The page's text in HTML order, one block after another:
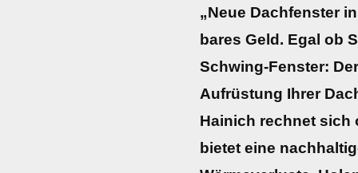
„Neue Dachfenster
bares Geld. Egal ob
Schwing-Fenster:
Aufrüstung Ihrer
Hainich rechnet sich
bietet eine